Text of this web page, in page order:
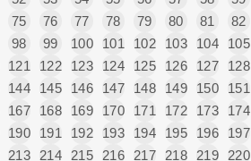
75 76 77 78 79 80 81 82
98 99 100 101 102 103 104 105
121 122 123 124 125 126 127 128
144 145 146 147 148 149 150 151
167 168 169 170 171 172 173 174
190 191 192 193 194 195 196 197
213 214 215 216 217 218 219 220